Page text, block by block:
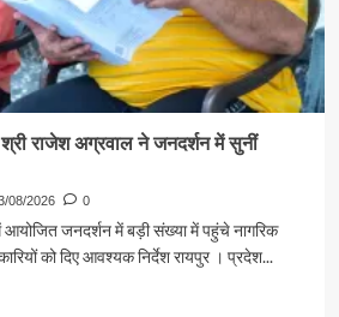
राजेश अग्रवाल ने जनदर्शन में सुनीं
08/2026 0
जनदर्शन में बड़ी संख्या में पहुंचे नागरिक
को दिए आवश्यक निर्देश रायपुर । प्रदेश...